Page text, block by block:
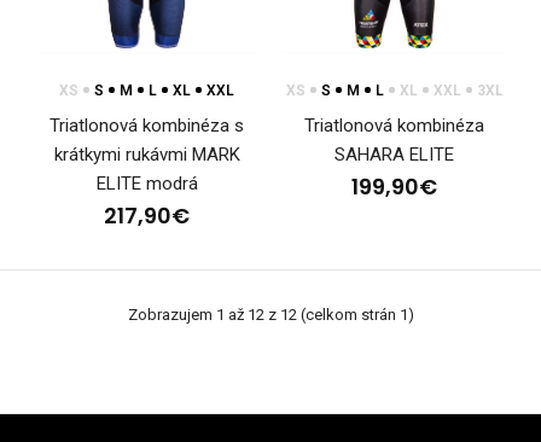
ELITE červená
XS S M L XL XXL
Triatlonová kombinéza s
krátkymi rukávmi MARK
ELITE modrá
217,90€
XS S M L XL XXL 3XL
Triatlonová kombinéza
SAHARA ELITE
199,90€
Zobrazujem 1 až 12 z 12 (celkom strán 1)